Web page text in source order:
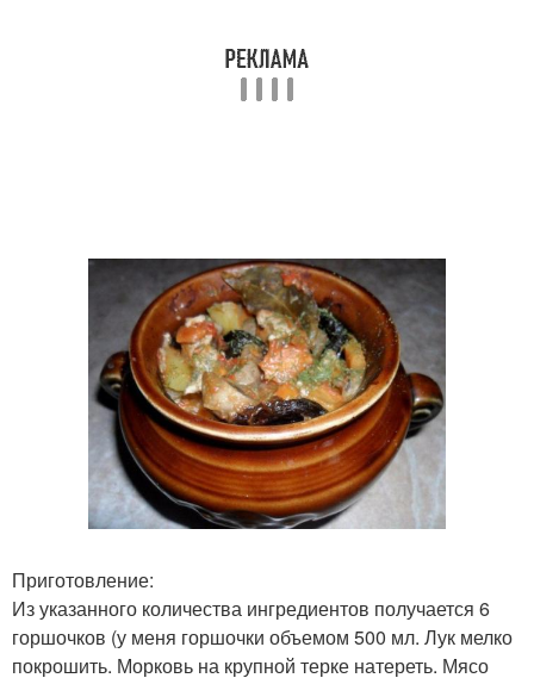
Приготовление:
Из указанного количества ингредиентов получается 6
горшочков (у меня горшочки объемом 500 мл. Лук мелко
покрошить. Морковь на крупной терке натереть. Мясо